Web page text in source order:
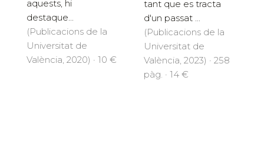
aquests, hi
destaque...
(Publicacions de la
Universitat de
València, 2020) · 10 €
tant que es tracta
d'un passat ...
(Publicacions de la
Universitat de
València, 2023) · 258
pàg. · 14 €